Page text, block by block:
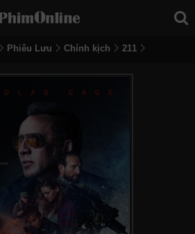
Phiêu Lưu Chính kịch 211